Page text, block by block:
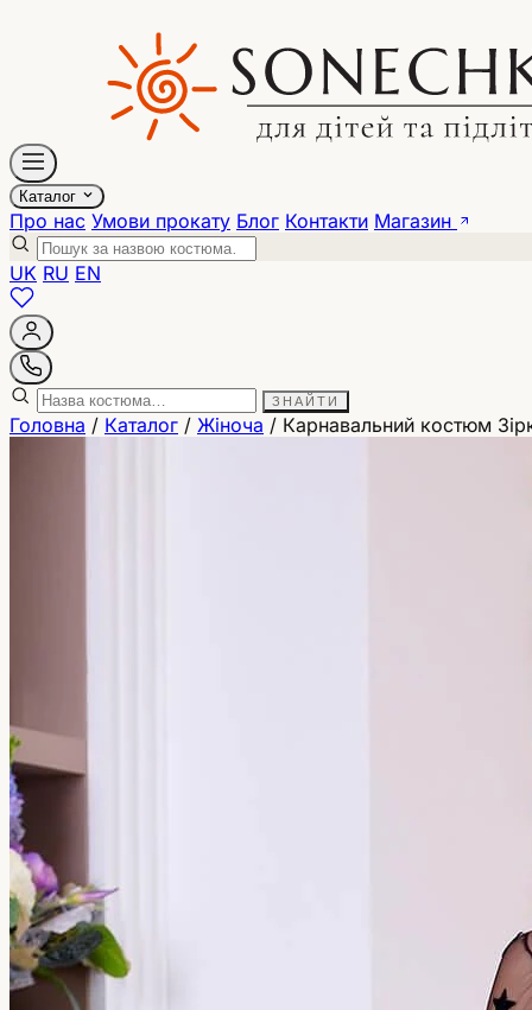
Каталог
Про нас Умови прокату Блог Контакти Магазин
UK RU EN
ЗНАЙТИ
Головна / Каталог / Жіноча / Карнавальний костюм